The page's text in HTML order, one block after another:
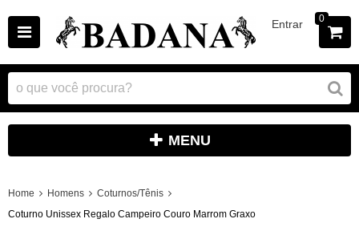
Entrar 0
MENU
Home Homens
Coturnos/Tênis
Coturno Unissex Regalo Campeiro Couro Marrom Graxo